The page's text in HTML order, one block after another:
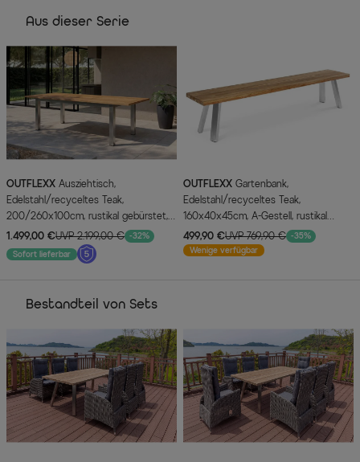
Aus dieser Serie
OUTFLEXX
Edelstahl/recyceltes Teak,
200/260x100cm, rustikal gebürstet,
FSC®-zertifiziertes Produkt
1.499,00 €UVP 2.199,00 € -32%
Sofort lieferbar
OUTFLEXX
Edelstahl/recyceltes Teak,
160x40x45cm, A-Gestell, rustikal
gebürstet
499,90 €UVP 769,90 € -35%
Wenige verfügbar
Bestandteil von Sets